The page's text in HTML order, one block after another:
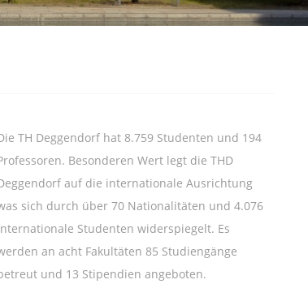
TH Deggendorf hat 8.759 Studenten und 194
Besonderen Wert legt die THD
auf die internationale Ausrichtung
sich durch über 70 Nationalitäten und 4.076
Studenten widerspiegelt. Es
an acht Fakultäten 85 Studiengänge
und 13 Stipendien angeboten.